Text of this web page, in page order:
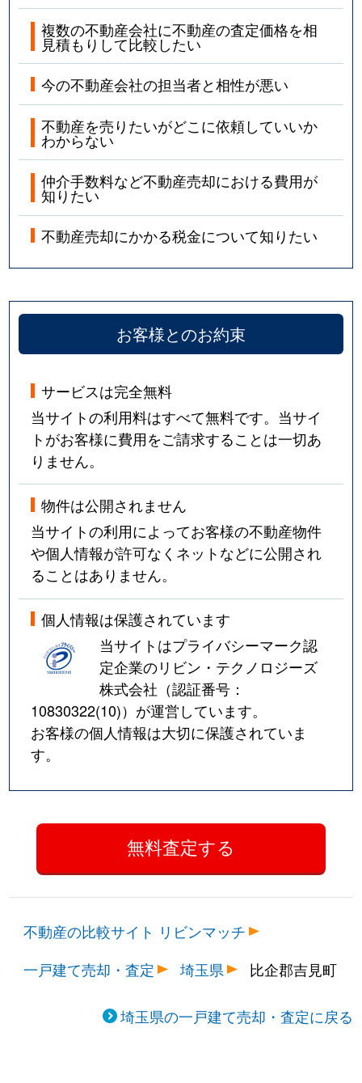
複数の不動産会社に不動産の査定価格を相
見積もりして比較したい
今の不動産会社の担当者と相性が悪い
不動産を売りたいがどこに依頼していいか
わからない
仲介手数料など不動産売却における費用が
知りたい
不動産売却にかかる税金について知りたい
お客様とのお約束
サービスは完全無料
当サイトの利用料はすべて無料です。当サイ
トがお客様に費用をご請求することは一切あ
りません。
物件は公開されません
当サイトの利用によってお客様の不動産物件
や個人情報が許可なくネットなどに公開され
ることはありません。
個人情報は保護されています
当サイトはプライバシーマーク認
定企業のリビン・テクノロジーズ
株式会社（認証番号：
10830322(10)）が運営しています。
お客様の個人情報は大切に保護されていま
す。
不動産の比較サイト リビンマッチ
一戸建て売却・査定
埼玉県 比企郡吉見町
埼玉県の一戸建て売却・査定に戻る